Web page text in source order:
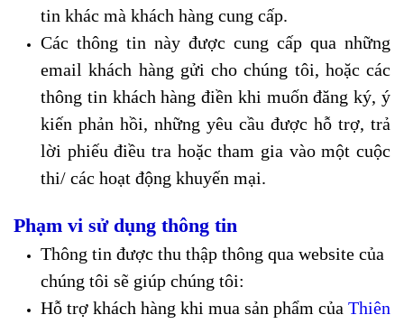
tin khác mà khách hàng cung cấp.
Các thông tin này được cung cấp qua những
email khách hàng gửi cho chúng tôi, hoặc các
thông tin khách hàng điền khi muốn đăng ký, ý
kiến phản hồi, những yêu cầu được hỗ trợ, trả
lời phiếu điều tra hoặc tham gia vào một cuộc
thi/ các hoạt động khuyến mại.
Phạm vi sử dụng thông tin
Thông tin được thu thập thông qua website của
chúng tôi sẽ giúp chúng tôi:
Hỗ trợ khách hàng khi mua sản phẩm của Thiên